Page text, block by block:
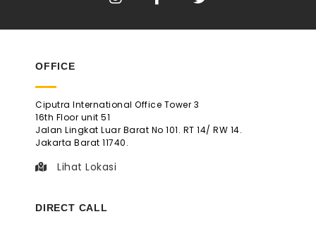
OFFICE
Ciputra International Office Tower 3
16th Floor unit 51
Jalan Lingkat Luar Barat No 101. RT 14/ RW 14.
Jakarta Barat 11740.
Lihat Lokasi
DIRECT CALL